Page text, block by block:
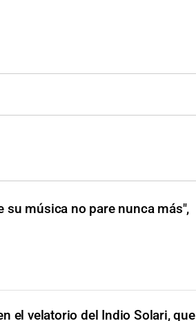
su música no pare nunca más",
el velatorio del Indio Solari, que